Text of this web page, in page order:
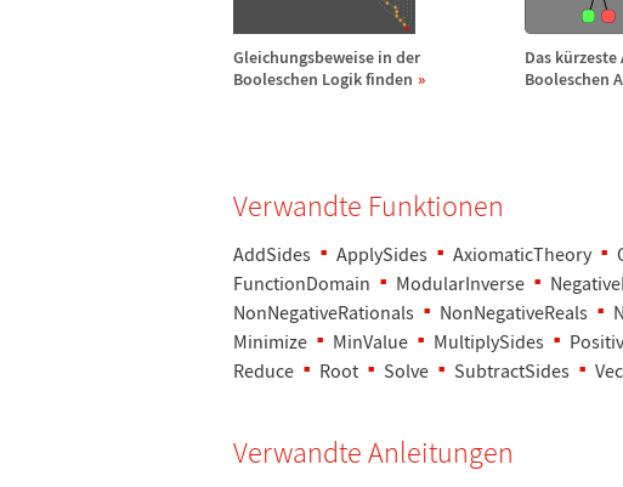
Gleichungsbeweise in der
Booleschen Logik finden
Das kürzeste
Booleschen
Verwandte Funktionen
AddSides ApplySides AxiomaticTheory
FunctionDomain
ModularInverse
NonNegativeRationals
NonNegativeReals
Minimize
MinValue MultiplySides
Reduce
Root Solve SubtractSides
Verwandte Anleitungen